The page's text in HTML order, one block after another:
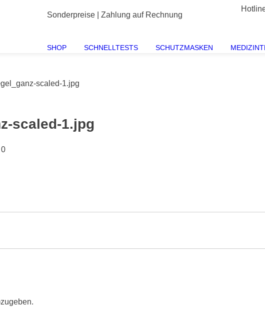
Sonderpreise | Zahlung auf Rechnung
SHOP SCHNELLTESTS SCHUTZMASKEN
scaled-1.jpg
scaled-1.jpg